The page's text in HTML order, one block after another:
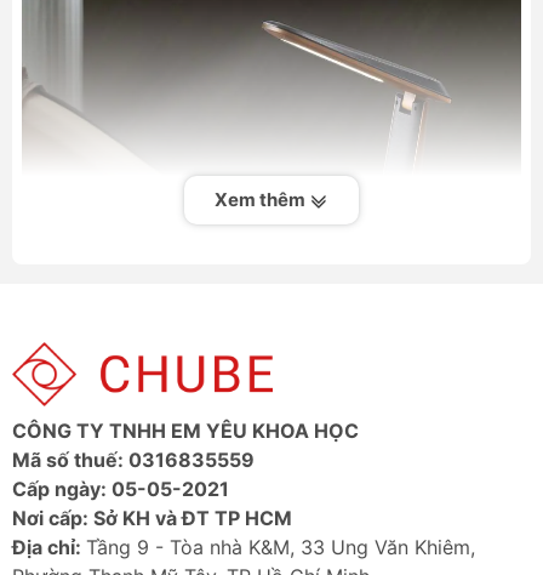
Chào mừng bạn đến với gian hàng đèn MotoM chính
hãng tại chube.vn! Nếu bạn đang tìm kiếm một chiếc
đèn không chỉ đẹp, bền, mà còn phải thật sự xịn và an
toàn cho mắt, thì MotoM chính là câu trả lời.
Xem thêm
CÔNG TY TNHH EM YÊU KHOA HỌC
Mã số thuế: 0316835559
Cấp ngày: 05-05-2021
Nơi cấp: Sở KH và ĐT TP HCM
Địa chỉ: Tầng 9 - Tòa nhà K&M, 33 Ung Văn Khiêm,